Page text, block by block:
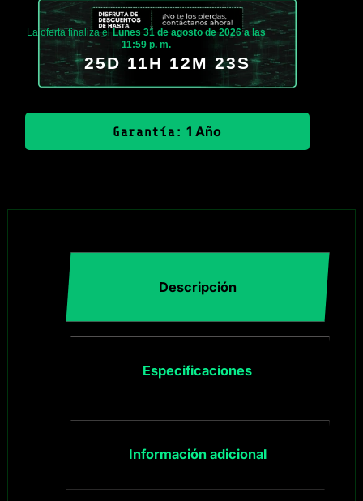
La oferta finaliza elLunes 31 de agosto de 2026 a las
11:59 p. m.
25D 11H 12M 22S
Garantía: 1 Año
Descripción
Especificaciones
Información adicional